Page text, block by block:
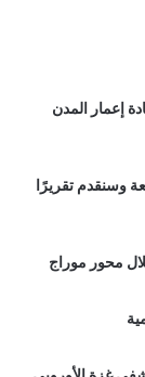
إعمار المدن
وسنقدم تقريرًا
محور موراج